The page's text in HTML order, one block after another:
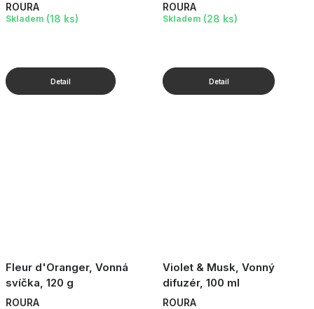
ROURA
Skladem (18 ks)
ROURA
Skladem (28 ks)
Fleur d'Oranger, Vonná
svíčka, 120 g
ROURA
Violet & Musk, Vonný
difuzér, 100 ml
ROURA